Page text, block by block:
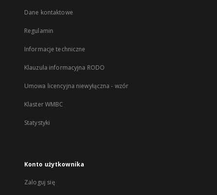
Dane kontaktowe
Regulamin
Informacje techniczne
Klauzula informacyjna RODO
Umowa licencyjna niewyłączna - wzór
Klaster WMBC
Statystyki
Konto użytkownika
Zaloguj się